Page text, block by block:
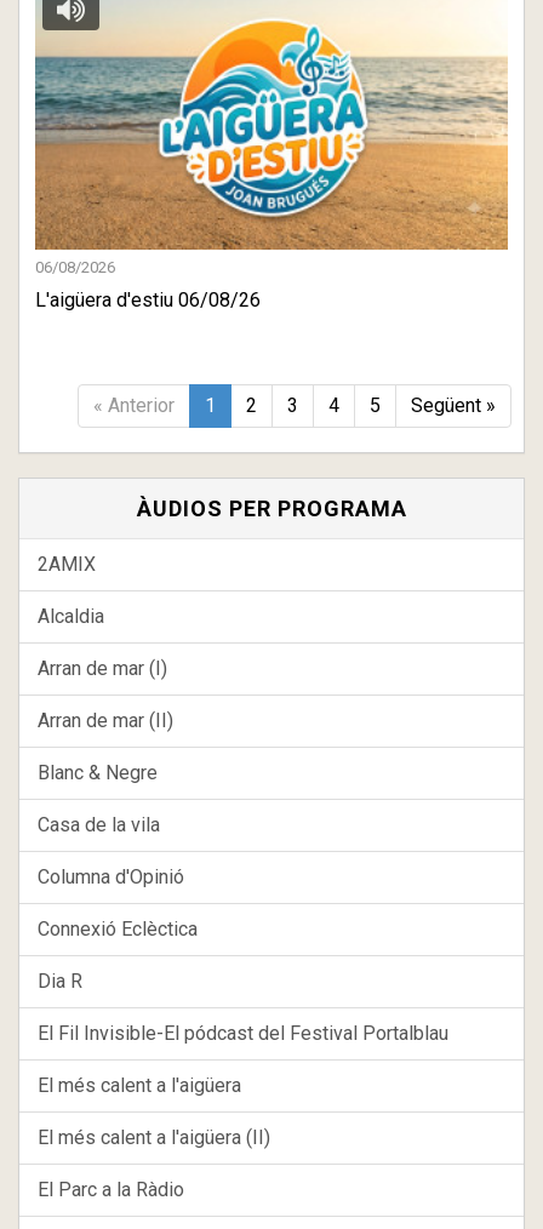
06/08/2026
L'aigüera d'estiu 06/08/26
« Anterior 1 2 3 4 5 Següent »
ÀUDIOS PER PROGRAMA
2AMIX
Alcaldia
Arran de mar (I)
Arran de mar (II)
Blanc & Negre
Casa de la vila
Columna d'Opinió
Connexió Eclèctica
Dia R
El Fil Invisible-El pódcast del Festival Portalblau
El més calent a l'aigüera
El més calent a l'aigüera (II)
El Parc a la Ràdio